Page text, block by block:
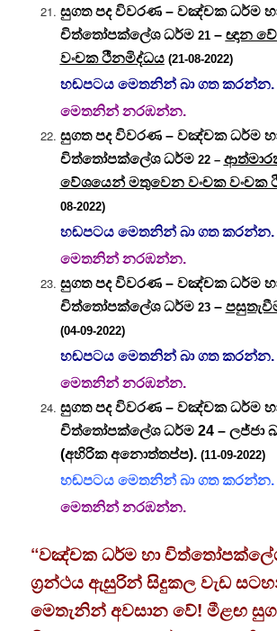
සුගත පද විවරණ – වඤ්චක ධර්ම
චිත්තෝපක්ලේශ ධර්ම 21– ඥාන
වංචක ථීනමිද්ධය (21-08-2022)
හඬපටය මෙතනින් බා ගත කරන්න.
මෙතනින් නරඹන්න.
සුගත පද විවරණ – වඤ්චක ධර්ම
චිත්තෝපක්ලේශ ධර්ම 22 –
වේශයෙන් මතුවෙන වංචක වංචක
08-2022)
හඬපටය මෙතනින් බා ගත කරන්න.
මෙතනින් නරඹන්න.
සුගත පද විවරණ – වඤ්චක ධර්ම
චිත්තෝපක්ලේශ ධර්ම 23–
(04-09-2022)
හඬපටය මෙතනින් බා ගත කරන්න.
මෙතනින් නරඹන්න.
සුගත පද විවරණ – වඤ්චක ධර්ම
චිත්තෝපක්ලේශ ධර්ම 24 – ලජ්ජා
(අහිරික අනොත්තප්ප). (11-09-2022)
හඬපටය මෙතනින් බා ගත කරන්න.
මෙතනින් නරඹන්න.
“වඤ්චක ධර්ම හා
ග්‍රන්ථය ඇසුරින් සිදුකල වැඩ
මෙතැනින් අවසාන වේ! මීළඟ